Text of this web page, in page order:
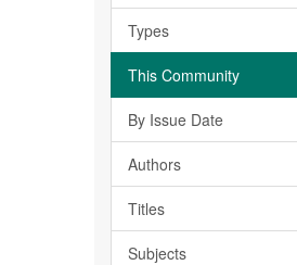
Types
This Community
By Issue Date
Authors
Titles
Subjects